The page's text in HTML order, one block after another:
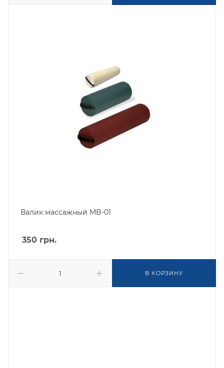
Валик массажный MB-01
350 грн.
В КОРЗИНУ